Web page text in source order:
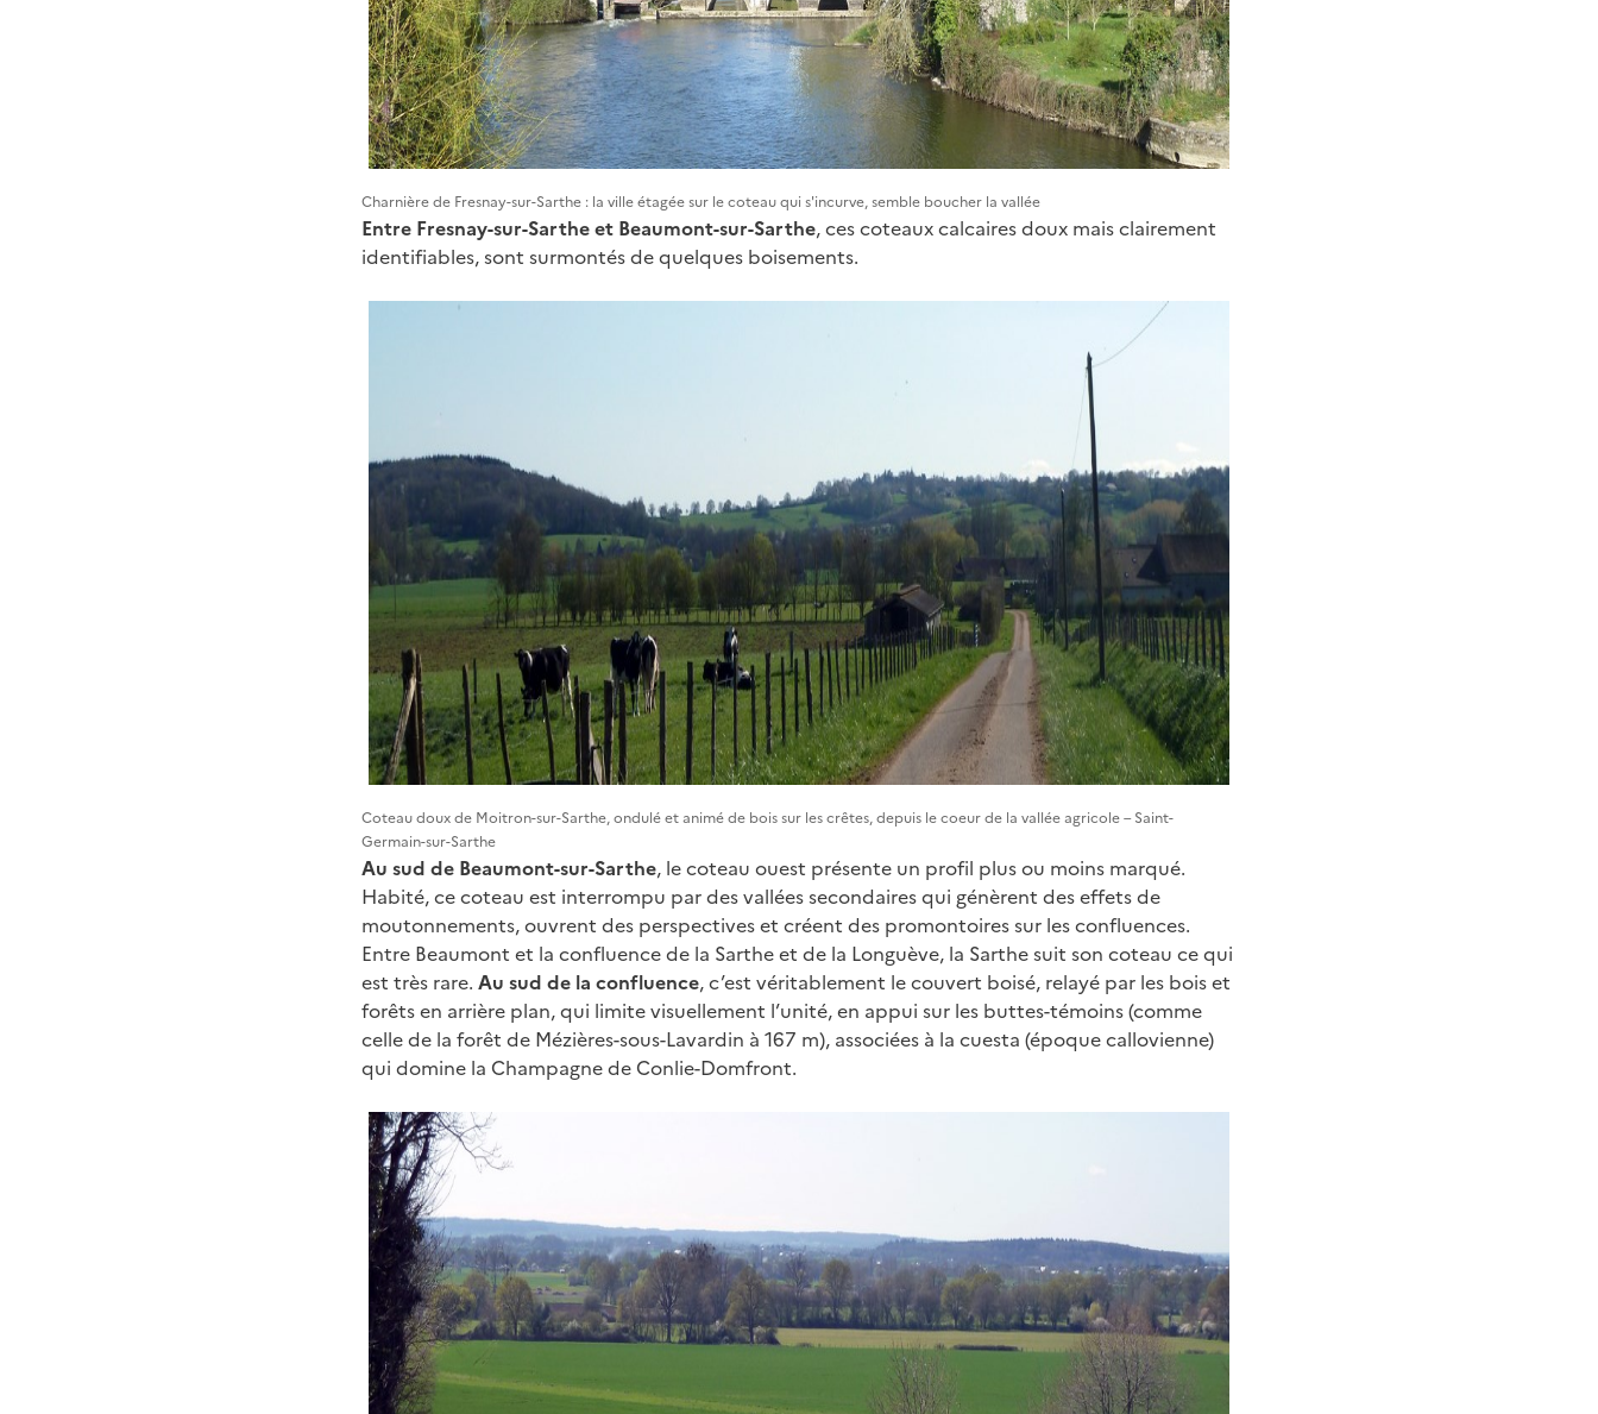
Charnière de Fresnay-sur-Sarthe : la ville étagée sur le coteau qui s'incurve, semble boucher la vallée
Entre Fresnay-sur-Sarthe et Beaumont-sur-Sarthe, ces coteaux calcaires doux mais clairement
identifiables, sont surmontés de quelques boisements.
Coteau doux de Moitron-sur-Sarthe, ondulé et animé de bois sur les crêtes, depuis le coeur de la vallée agricole – Saint-
Germain-sur-Sarthe
Au sud de Beaumont-sur-Sarthe, le coteau ouest présente un profil plus ou moins marqué.
Habité, ce coteau est interrompu par des vallées secondaires qui génèrent des effets de
moutonnements, ouvrent des perspectives et créent des promontoires sur les confluences.
Entre Beaumont et la confluence de la Sarthe et de la Longuève, la Sarthe suit son coteau ce qui
est très rare. Au sud de la confluence, c’est véritablement le couvert boisé, relayé par les bois et
forêts en arrière plan, qui limite visuellement l’unité, en appui sur les buttes-témoins (comme
celle de la forêt de Mézières-sous-Lavardin à 167 m), associées à la cuesta (époque callovienne)
qui domine la Champagne de Conlie-Domfront.